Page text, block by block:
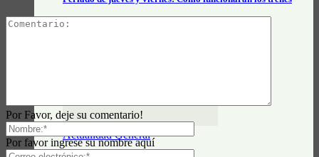
Actualidad General
Por Favor, deje su comentario!
Por favor ingrese su nombre aquí